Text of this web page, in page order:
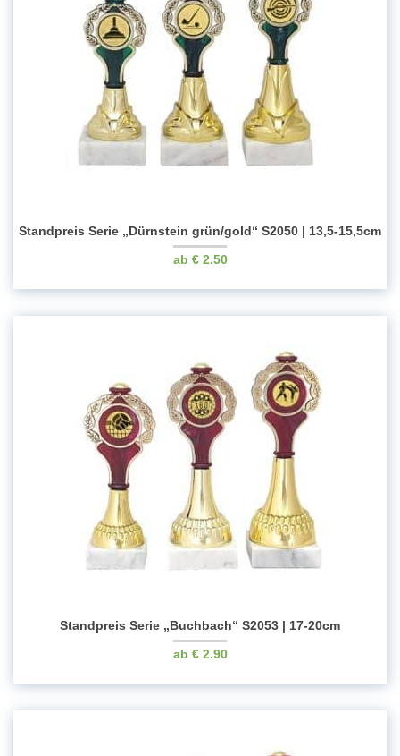
Standpreis Serie „Dürnstein grün/gold“ S2050 | 13,5-15,5cm
€2.50
Standpreis Serie „Buchbach“ S2053 | 17-20cm
€2.90